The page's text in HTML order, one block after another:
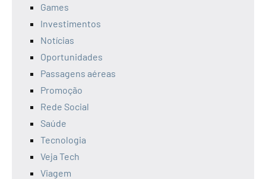
Games
Investimentos
Notícias
Oportunidades
Passagens aéreas
Promoção
Rede Social
Saúde
Tecnologia
Veja Tech
Viagem